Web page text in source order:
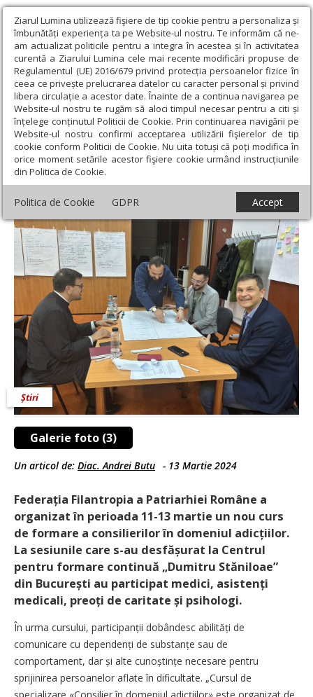
Ziarul Lumina utilizează fişiere de tip cookie pentru a personaliza și
îmbunătăți experiența ta pe Website-ul nostru. Te informăm că ne-
am actualizat politicile pentru a integra în acestea și în activitatea
curentă a Ziarului Lumina cele mai recente modificări propuse de
Regulamentul (UE) 2016/679 privind protecția persoanelor fizice în
ceea ce privește prelucrarea datelor cu caracter personal și privind
libera circulație a acestor date. Înainte de a continua navigarea pe
Website-ul nostru te rugăm să aloci timpul necesar pentru a citi și
înțelege conținutul Politicii de Cookie. Prin continuarea navigării pe
Website-ul nostru confirmi acceptarea utilizării fişierelor de tip
cookie conform Politicii de Cookie. Nu uita totuși că poți modifica în
orice moment setările acestor fişiere cookie urmând instrucțiunile
din Politica de Cookie.
Politica de Cookie GDPR Accept
Ziarul Lumina › Actualitate religioasă › Știri › Curs pentru
consilieri în domeniul adicțiilor organizat de Federația Filantropia
Curs pentru consilieri în domeniul adicțiilor
organizat de Federația Filantropia
Galerie foto (3)
Știri
Un articol de: Diac. Andrei Butu - 13 Martie 2024
Federația Filantropia a Patriarhiei Române a
organizat în perioada 11-13 martie un nou curs
de formare a consilierilor în domeniul adicțiilor.
La sesiunile care s-au desfășurat la Centrul
pentru formare continuă „Dumitru Stăniloae”
din București au participat medici, asistenți
medicali, preoți de caritate și psihologi.
În urma cursului, participanții dobândesc abilități de
comunicare cu dependenți de substanțe sau de
comportament, dar și alte cunoș­tințe necesare pentru
sprijinirea persoanelor aflate în dificultate. „Cursul de